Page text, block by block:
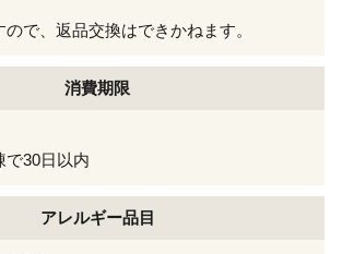
で、返品交換はできかねます。
消費期限
で30日以内
アレルギー品目